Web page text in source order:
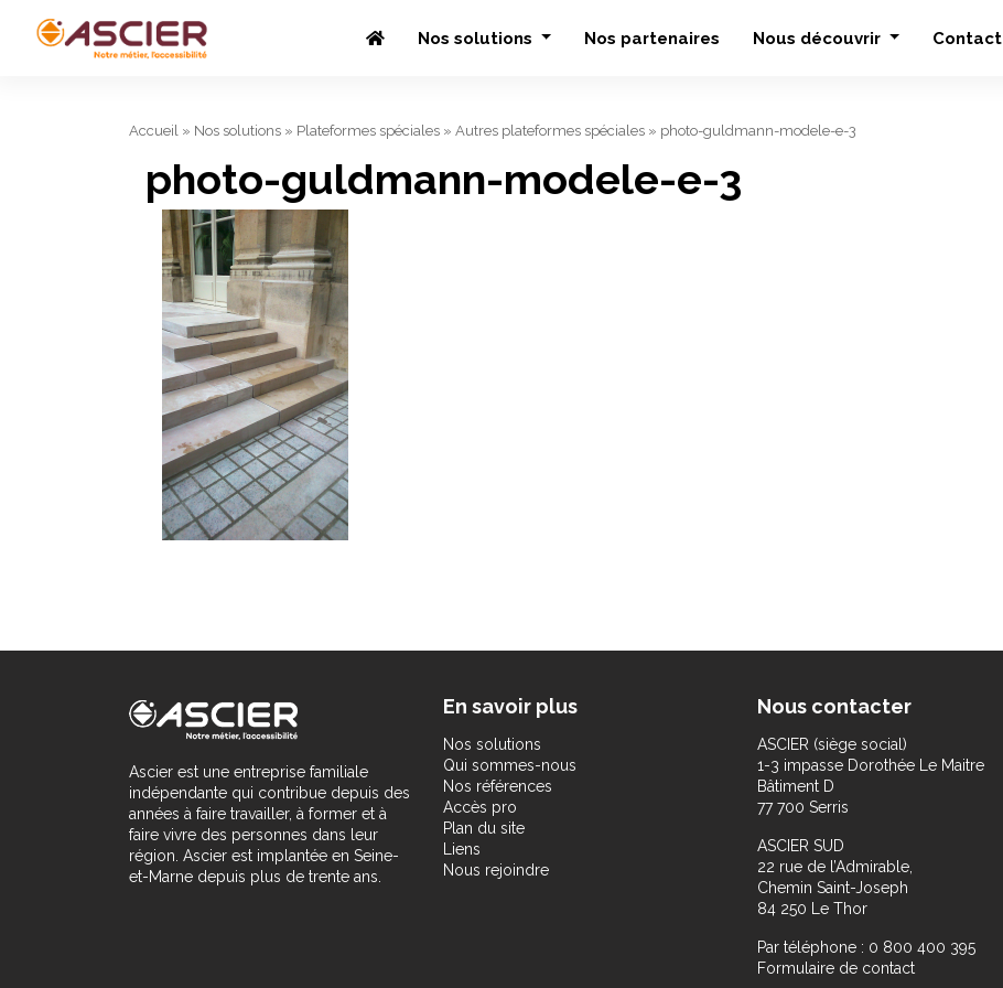
Nos solutions Nos partenaires Nous découvrir Contact
Accueil » Nos solutions » Plateformes spéciales » Autres plateformes spéciales » photo-guldmann-modele-e-3
photo-guldmann-modele-e-3
Ascier est une entreprise familiale
indépendante qui contribue depuis des
années à faire travailler, à former et à
faire vivre des personnes dans leur
région. Ascier est implantée en Seine-
et-Marne depuis plus de trente ans.
En savoir plus
Nos solutions
Qui sommes-nous
Nos références
Accès pro
Plan du site
Liens
Nous rejoindre
Nous contacter
ASCIER (siège social)
1-3 impasse Dorothée Le Maitre
Bâtiment D
77 700 Serris
ASCIER SUD
22 rue de l’Admirable,
Chemin Saint-Joseph
84 250 Le Thor
Par téléphone : 0 800 400 395
Formulaire de contact